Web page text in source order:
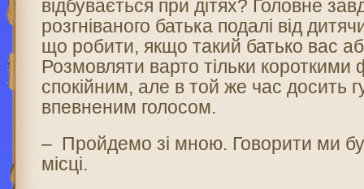
відбувається при дітях? Головне
розгніваного батька подалі від
що робити, якщо такий батько вас
Розмовляти варто тільки
спокійним, але в той же час досить
впевненим голосом.
– Пройдемо зі мною. Говорити ми
місці.